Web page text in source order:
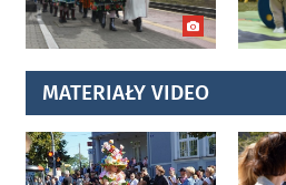
MATERIAŁY VIDEO